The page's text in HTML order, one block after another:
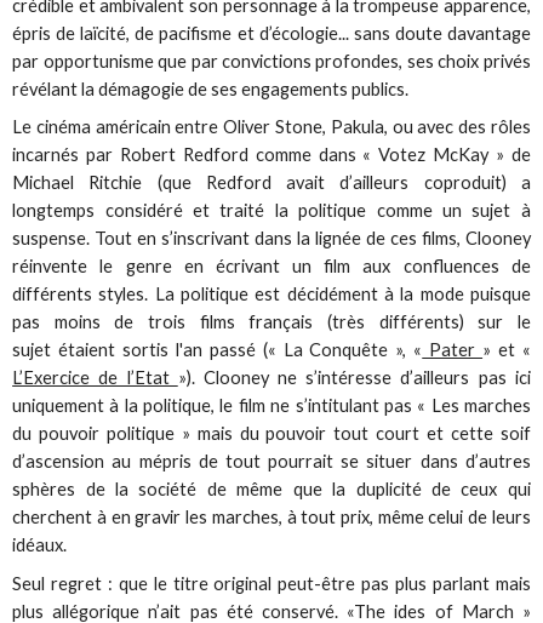
crédible et ambivalent son personnage à la trompeuse apparence,
épris de laïcité, de pacifisme et d’écologie... sans doute davantage
par opportunisme que par convictions profondes, ses choix privés
révélant la démagogie de ses engagements publics.
Le cinéma américain entre Oliver Stone, Pakula, ou avec des rôles
incarnés par Robert Redford comme dans « Votez McKay » de
Michael Ritchie (que Redford avait d’ailleurs coproduit) a
longtemps considéré et traité la politique comme un sujet à
suspense. Tout en s’inscrivant dans la lignée de ces films, Clooney
réinvente le genre en écrivant un film aux confluences de
différents styles. La politique est décidément à la mode puisque
pas moins de trois films français (très différents) sur le
sujet étaient sortis l'an passé (« La Conquête », « Pater » et «
L’Exercice de l’Etat »). Clooney ne s’intéresse d’ailleurs pas ici
uniquement à la politique, le film ne s’intitulant pas « Les marches
du pouvoir politique » mais du pouvoir tout court et cette soif
d’ascension au mépris de tout pourrait se situer dans d’autres
sphères de la société de même que la duplicité de ceux qui
cherchent à en gravir les marches, à tout prix, même celui de leurs
idéaux.
Seul regret : que le titre original peut-être pas plus parlant mais
plus allégorique n’ait pas été conservé. «The ides of March »